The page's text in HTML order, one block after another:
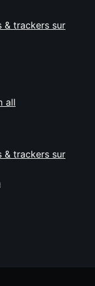
& trackers sur
all
& trackers sur